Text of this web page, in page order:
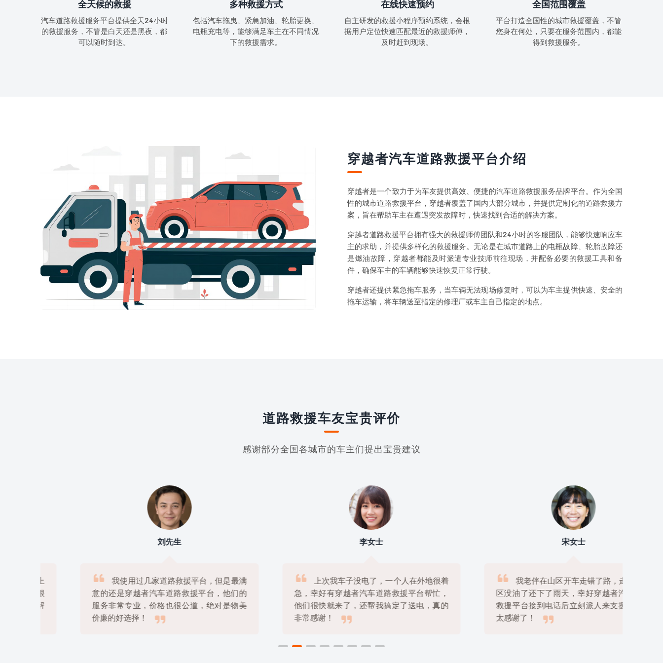
全天候的救援
汽车道路救援服务平台提供全天24小时
的救援服务，不管是白天还是黑夜，都
可以随时到达。
多种救援方式
包括汽车拖曳、紧急加油、轮胎更换、
电瓶充电等，能够满足车主在不同情况
下的救援需求。
在线快速预约
自主研发的救援小程序预约系统，会根
据用户定位快速匹配最近的救援师傅，
及时赶到现场。
全国范围覆盖
平台打造全国性的城市救援覆盖，不管
您身在何处，只要在服务范围内，都能
得到救援服务。
穿越者汽车道路救援平台介绍
穿越者是一个致力于为车友提供高效、便捷的汽车道路救援服务品牌平台。作为全国
性的城市道路救援平台，穿越者覆盖了国内大部分城市，并提供定制化的道路救援方
案，旨在帮助车主在遭遇突发故障时，快速找到合适的解决方案。
穿越者道路救援平台拥有强大的救援师傅团队和24小时的客服团队，能够快速响应车
主的求助，并提供多样化的救援服务。无论是在城市道路上的电瓶故障、轮胎故障还
是燃油故障，穿越者都能及时派遣专业技师前往现场，并配备必要的救援工具和备
件，确保车主的车辆能够快速恢复正常行驶。
穿越者还提供紧急拖车服务，当车辆无法现场修复时，可以为车主提供快速、安全的
拖车运输，将车辆送至指定的修理厂或车主自己指定的地点。
道路救援车友宝贵评价
感谢部分全国各城市的车主们提出宝贵建议
我使用过几家道路救援平台，但是最满
意的还是穿越者汽车道路救援平台，他们的
服务非常专业，价格也很公道，绝对是物美
价廉的好选择！

上次我车子没电了，一个人在外地很着
急，幸好有穿越者汽车道路救援平台帮忙，
他们很快就来了，还帮我搞定了送电，真的

我老伴在山区开车走错了路，走到无人
区没油了还下了雨天，幸好穿越者汽车道路
救援平台接到电话后立刻派人来支援，真是
